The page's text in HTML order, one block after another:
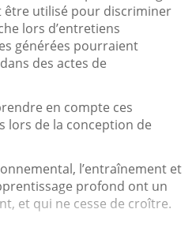
être utilisé pour discriminer
lors d’entretiens
générées pourraient
des actes de
en compte ces
lors de la conception de
l’entraînement et
profond ont un
et qui ne cesse de croître.